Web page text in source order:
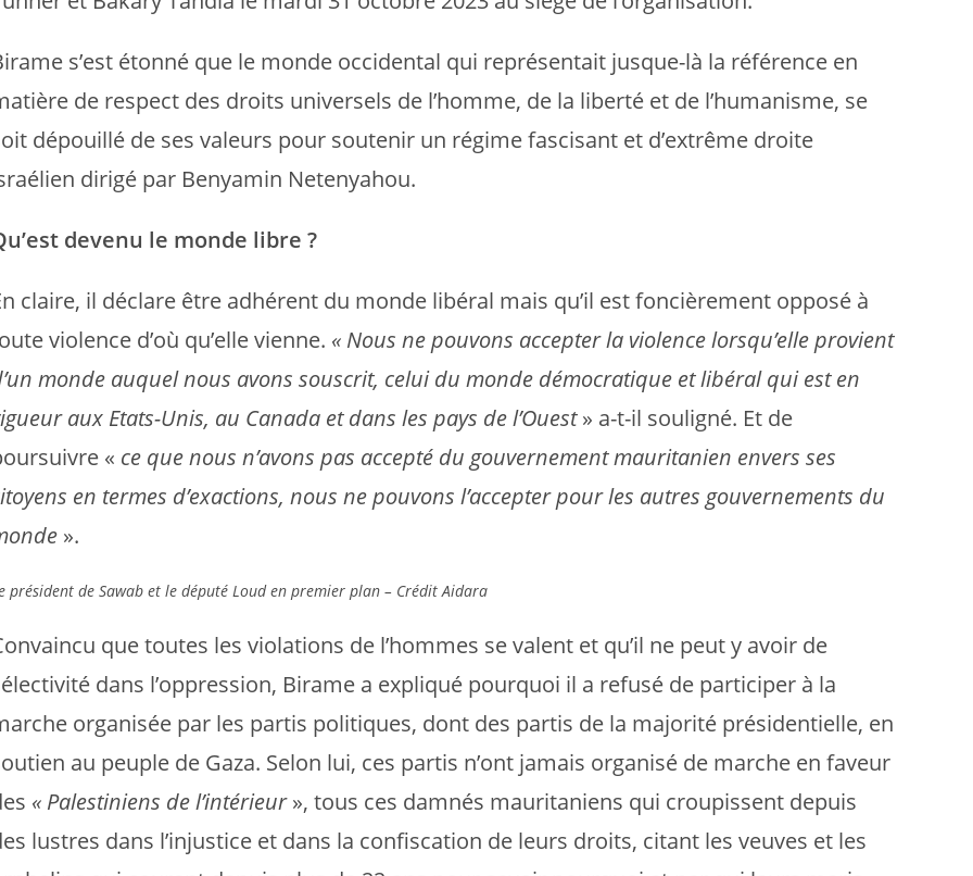
s’est étonné que le monde occidental qui représentait jusque-là la référence en
de respect des droits universels de l’homme, de la liberté et de l’humanisme, se
dépouillé de ses valeurs pour soutenir un régime fascisant et d’extrême droite
dirigé par Benyamin Netenyahou.
devenu le monde libre ?
claire, il déclare être adhérent du monde libéral mais qu’il est foncièrement opposé à
violence d’où qu’elle vienne. « Nous ne pouvons accepter la violence lorsqu’elle provient
monde auquel nous avons souscrit, celui du monde démocratique et libéral qui est en
aux Etats-Unis, au Canada et dans les pays de l’Ouest» a-t-il souligné. Et de
« ce que nous n’avons pas accepté du gouvernement mauritanien envers ses
en termes d’exactions, nous ne pouvons l’accepter pour les autres gouvernements du
».
président de Sawab et le député Loud en premier plan – Crédit Aidara
que toutes les violations de l’hommes se valent et qu’il ne peut y avoir de
dans l’oppression, Birame a expliqué pourquoi il a refusé de participer à la
organisée par les partis politiques, dont des partis de la majorité présidentielle, en
au peuple de Gaza. Selon lui, ces partis n’ont jamais organisé de marche en faveur
« Palestiniens de l’intérieur», tous ces damnés mauritaniens qui croupissent depuis
lustres dans l’injustice et dans la confiscation de leurs droits, citant les veuves et les